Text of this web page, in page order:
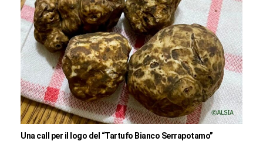
Una call per il logo del “Tartufo Bianco Serrapotamo”